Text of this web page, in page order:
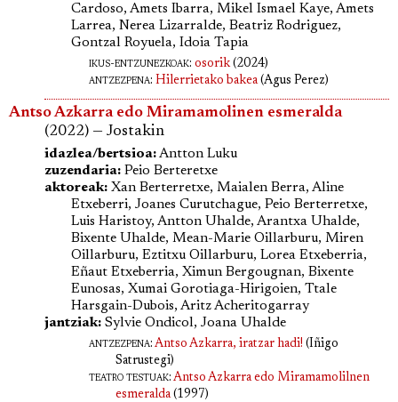
Cardoso, Amets Ibarra, Mikel Ismael Kaye, Amets
Larrea, Nerea Lizarralde, Beatriz Rodriguez,
Gontzal Royuela, Idoia Tapia
ikus-entzunezkoak: osorik(2024)
antzezpena: Hilerrietako bakea(Agus Perez)
Antso Azkarra edo Miramamolinen esmeralda
(2022) — Jostakin
idazlea/bertsioa:Antton Luku
zuzendaria: Peio Berteretxe
aktoreak: Xan Berterretxe, Maialen Berra, Aline
Etxeberri, Joanes Curutchague, Peio Berterretxe,
Luis Haristoy, Antton Uhalde, Arantxa Uhalde,
Bixente Uhalde, Mean-Marie Oillarburu, Miren
Oillarburu, Eztitxu Oillarburu, Lorea Etxeberria,
Eñaut Etxeberria, Ximun Bergougnan, Bixente
Eunosas, Xumai Gorotiaga-Hirigoien, Ttale
Harsgain-Dubois, Aritz Acheritogarray
jantziak: Sylvie Ondicol, Joana Uhalde
antzezpena: Antso Azkarra, iratzar hadi! (Iñigo
Satrustegi)
teatro testuak: Antso Azkarra edo Miramamolilnen
esmeralda(1997)